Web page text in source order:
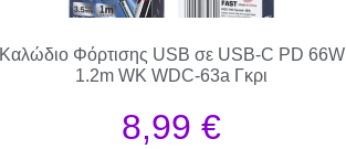
Καλώδιο Φόρτισης USB σε USB-C PD 66W
1.2m WK WDC-63a Γκρι
8,99€